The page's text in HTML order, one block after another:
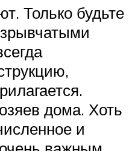
Только будьте
дома. Хоть
и